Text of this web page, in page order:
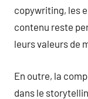
copywriting, les
contenu reste
leurs valeurs de
En outre, la
dans le